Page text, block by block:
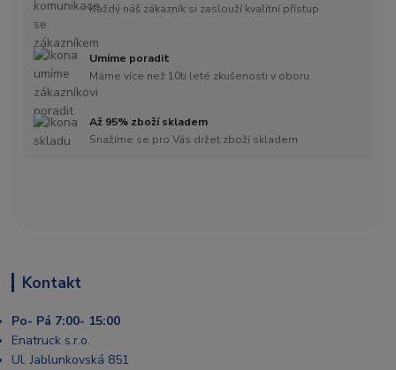
Každý náš zákazník si zaslouží kvalitní přístup
Umíme poradit
Máme více než 10ti leté zkušenosti v oboru
Až 95% zboží skladem
Snažíme se pro Vás držet zboží skladem
Kontakt
Po- Pá 7:00- 15:00
Enatruck s.r.o.
Ul. Jablunkovská 851